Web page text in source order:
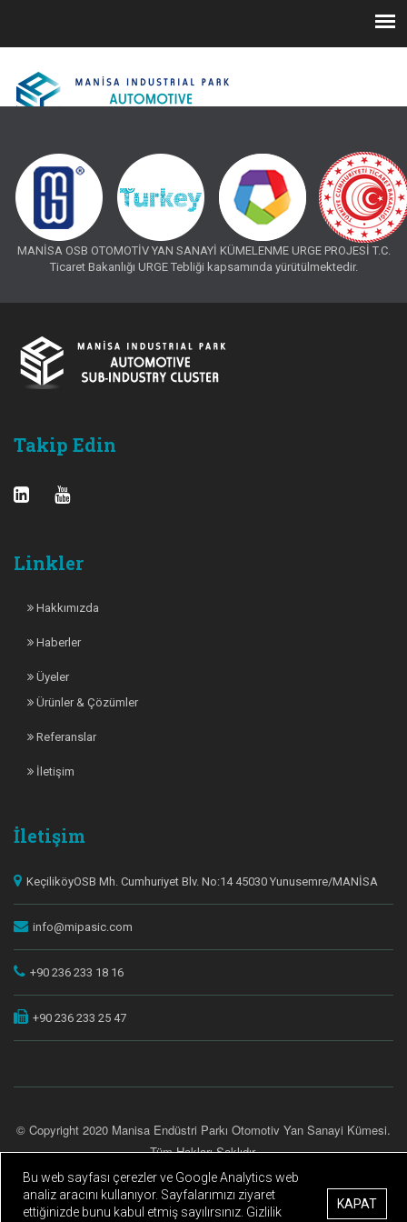
MANİSA OSB OTOMOTİV YAN SANAYİ KÜMELENME URGE PROJESİ T.C.
Ticaret Bakanlığı URGE Tebliği kapsamında yürütülmektedir.
Takip Edin
Linkler
Hakkımızda
Haberler
Üyeler
Ürünler & Çözümler
Referanslar
İletişim
İletişim
KeçiliköyOSB Mh. Cumhuriyet Blv. No:14 45030 Yunusemre/MANİSA
info@mipasic.com
+90 236 233 18 16
+90 236 233 25 47
© Copyright 2020 Manisa Endüstri Parkı Otomotiv Yan Sanayi Kümesi.
Tüm Hakları Saklıdır.
Gizlilik Politikası Kişisel Verilerin Korunması |
Site Creation & Technology by Netport
Bu web sayfası çerezler ve Google Analytics web
analiz aracını kullanıyor. Sayfalarımızı ziyaret
ettiğinizde bunu kabul etmiş sayılırsınız. Gizlilik
KAPAT